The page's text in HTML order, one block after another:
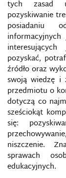
tych zasad
pozyskiwanie
posiadaniu
pozyskać,
źródło oraz
swoją wiedzę i
przedmiotu o
dotyczą co
sześciokąt
się:
niszczenie.
sprawach
edukacyjnych.
OPERACJE
OPERACJE
OPERACJE
OPERACJE
OPINIA
OPÓŹNIENIE
ORGANY